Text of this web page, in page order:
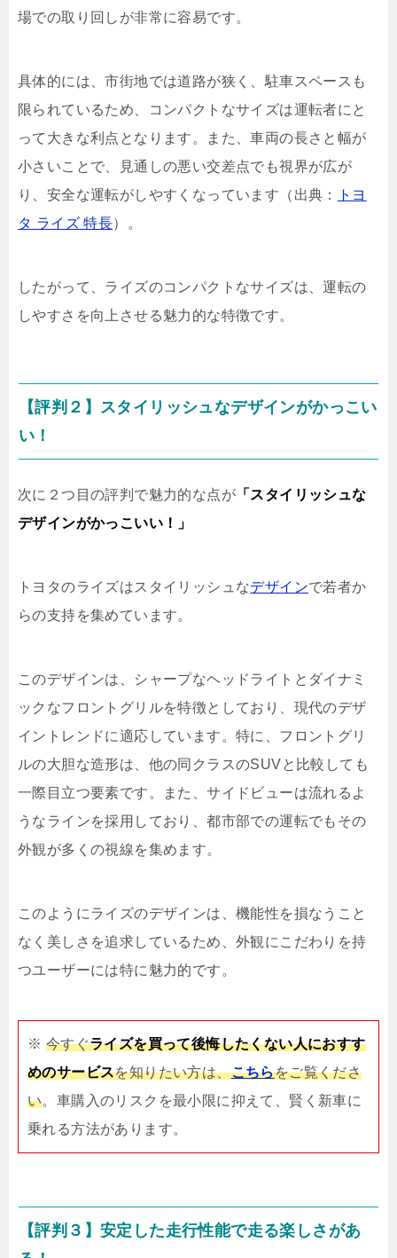
場での取り回しが非常に容易です。
具体的には、市街地では道路が狭く、駐車スペースも
限られているため、コンパクトなサイズは運転者にと
って大きな利点となります。また、車両の長さと幅が
小さいことで、見通しの悪い交差点でも視界が広が
り、安全な運転がしやすくなっています（出典：
トヨ
タ ライズ 特長）。
したがって、ライズのコンパクトなサイズは、運転の
しやすさを向上させる魅力的な特徴です。
【評判２】スタイリッシュなデザインがかっこい
い！
次に２つ目の評判で魅力的な点が 「スタイリッシュな
デザインがかっこいい！」
トヨタのライズはスタイリッシュなデザインで若者か
らの支持を集めています。
このデザインは、シャープなヘッドライトとダイナミ
ックなフロントグリルを特徴としており、現代のデザ
イントレンドに適応しています。特に、フロントグリ
ルの大胆な造形は、他の同クラスのSUVと比較しても
一際目立つ要素です。また、サイドビューは流れるよ
うなラインを採用しており、都市部での運転でもその
外観が多くの視線を集めます。
このようにライズのデザインは、機能性を損なうこと
なく美しさを追求しているため、外観にこだわりを持
つユーザーには特に魅力的です。
※ 今すぐライズを買って後悔したくない人におすす
めのサービスを知りたい方は、こちらをご覧くださ
い。車購入のリスクを最小限に抑えて、賢く新車に
乗れる方法があります。
【評判３】安定した走行性能で走る楽しさがあ